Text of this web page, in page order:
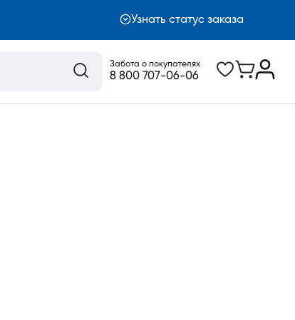
Узнать статус заказа
Забота о покупателях
8 800 707-06-06